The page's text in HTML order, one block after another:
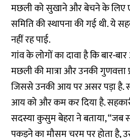
मछली को सुखाने और बेचने के लिए
समिति की स्थापना की गई थी. ये
नहीं रह पाई.
गांव के लोगों का दावा है कि बार-
मछली की मात्रा और उनकी गुणवत्ता
जिससे उनकी आय पर असर पड़ा है.
आय को और कम कर दिया है.
सदस्या कुसुम बेहरा ने बताया, “जब
पकड़ने का मौसम चरम पर होता है,